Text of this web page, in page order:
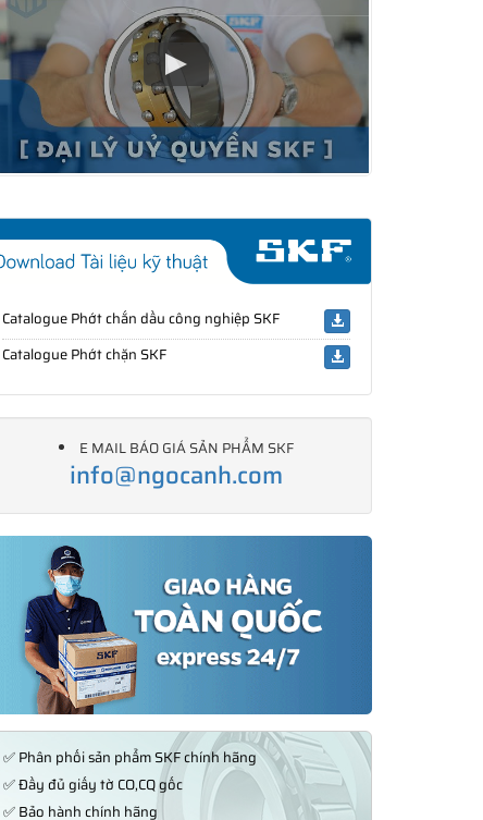
Catalogue Phớt chắn dầu công nghiệp SKF
Catalogue Phớt chặn SKF
E MAIL BÁO GIÁ SẢN PHẨM SKF
info@ngocanh.com
✅ Phân phối sản phẩm SKF chính hãng
✅ Đầy đủ giấy tờ CO,CQ gốc
✅ Bảo hành chính hãng